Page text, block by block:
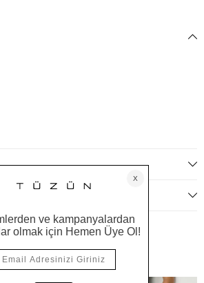
Benzer Ürünler